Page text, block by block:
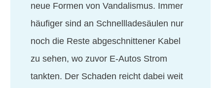
neue Formen von Vandalismus. Immer
häufiger sind an Schnellladesäulen nur
noch die Reste abgeschnittener Kabel
zu sehen, wo zuvor E-Autos Strom
tankten. Der Schaden reicht dabei weit